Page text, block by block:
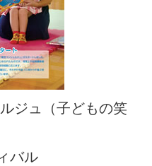
ジュ（子どもの笑
バル